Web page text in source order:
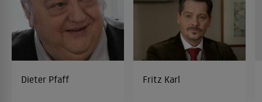
Dieter Pfaff Fritz Karl